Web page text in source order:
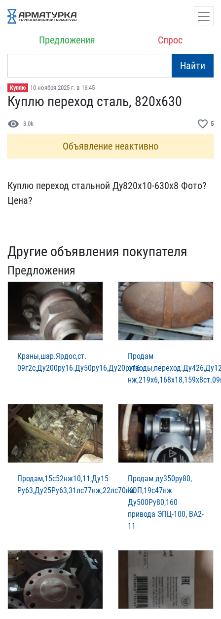
Предложения Спрос
Найти
Куплю 10 ноября 2025 г. в 16:45
Куплю переход сталь, 820​х630
visibility 3.0k favorite_border 5
Объявление неактивно
Куплю переход стальной Д​у820х10-630х8 Фото?
Цена​?
Другие объявления покупателя
Предложения
Краны,шар.Ярдос,ст.
09г2с,Ду200ру16.Ду50ру16,Ду20ру16.
Продам
Продам,15с52нж10,11,Ду15
Ру63,Ду25Ру63,31лс77нж,22лс70нж
Продам ду350ру80,
КОП,19с47нж
Ду500Ру80,160
привода ЭПЦ-100, ВА2-
11